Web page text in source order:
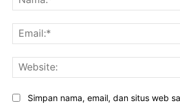
Simpan nama, email, dan situs web